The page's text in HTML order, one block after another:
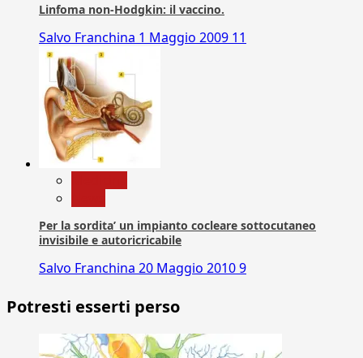
Linfoma non-Hodgkin: il vaccino.
Salvo Franchina 1 Maggio 2009 11
Per la sordita’ un impianto cocleare sottocutaneo
invisibile e autoricricabile
Salvo Franchina 20 Maggio 20109
Potresti esserti perso